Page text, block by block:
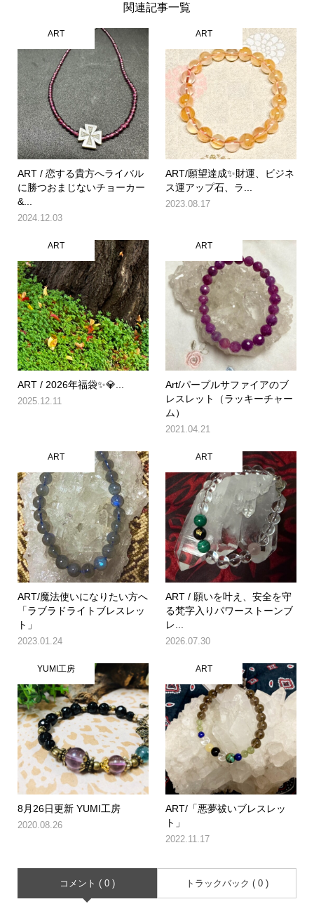
関連記事一覧
ART
ART / 恋する貴方へライバル
に勝つおまじないチョーカー
&...
2024.12.03
ART
ART/願望達成✨財運、ビジネ
ス運アップ石、ラ...
2023.08.17
ART
ART / 2026年福袋✨💎...
2025.12.11
ART
Art/パープルサファイアのブ
レスレット（ラッキーチャー
ム）
2021.04.21
ART
ART/魔法使いになりたい方へ
「ラブラドライトブレスレッ
ト」
2023.01.24
ART
ART / 願いを叶え、安全を守
る梵字入りパワーストーンブ
レ...
2026.07.30
YUMI工房
8月26日更新 YUMI工房
2020.08.26
ART
ART/「悪夢祓いブレスレッ
ト」
2022.11.17
コメント ( 0 ) トラックバック ( 0 )